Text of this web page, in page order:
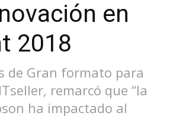
Chile
en
2018
de Gran formato para
remarcó que “la
ha impactado al